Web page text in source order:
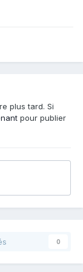
plus tard. Si
pour publier
0